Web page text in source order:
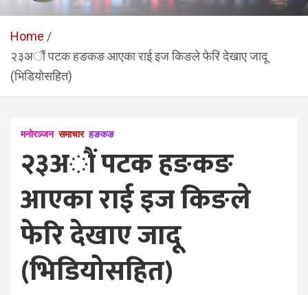
HKNepal.com – हङकङबाट
सञ्चालित पहिलो नेपाली अनलाईन
पत्रिका
hknepal, hknepal.com, hk nepal, hk nepal com
Home
२३अौं पटक हङकङ आएका राई इज किङले फेरि देखाए जादू
(भिडियोसहित)
मनोरञ्जन समाचार हङकङ
२३अौं पटक हङकङ
आएका राई इज किङले
फेरि देखाए जादू
(भिडियोसहित)